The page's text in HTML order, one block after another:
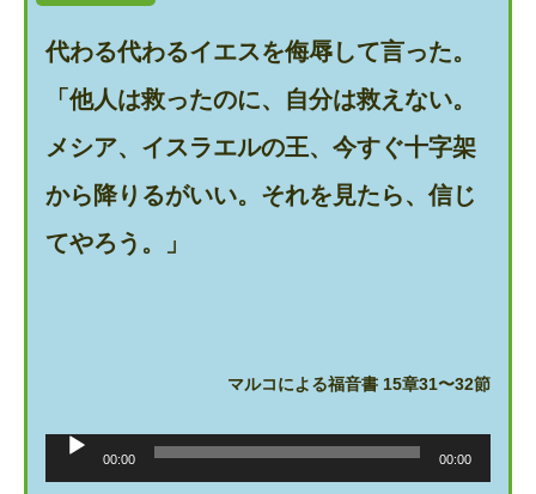
代わる代わるイエスを侮辱して言った。
「他人は救ったのに、自分は救えない。
メシア、イスラエルの王、今すぐ十字架
から降りるがいい。それを見たら、信じ
てやろう。」
マルコによる福音書 15章31〜32節
00:00 00:00